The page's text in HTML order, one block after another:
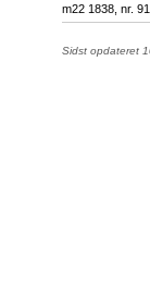
m22 1838, nr. 91
Sidst opdateret